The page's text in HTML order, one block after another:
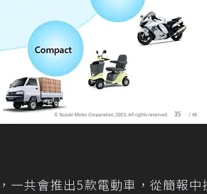
一共會推出5款電動車，從簡報中